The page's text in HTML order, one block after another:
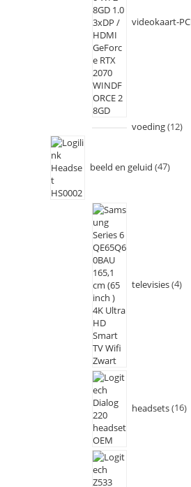
videokaart-
voeding 12
beeld en geluid 47
televisies 4
headsets 16